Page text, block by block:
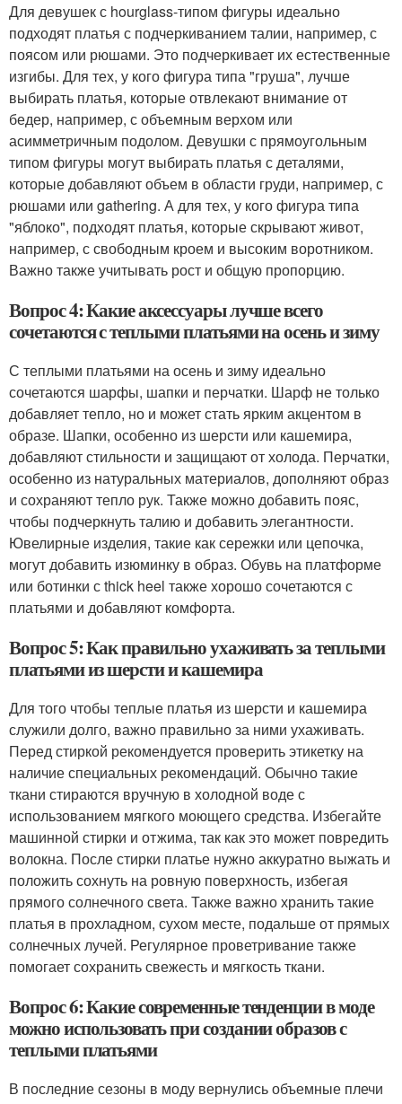
Для девушек с hourglass-типом фигуры идеально
подходят платья с подчеркиванием талии, например, с
поясом или рюшами. Это подчеркивает их естественные
изгибы. Для тех, у кого фигура типа "груша", лучше
выбирать платья, которые отвлекают внимание от
бедер, например, с объемным верхом или
асимметричным подолом. Девушки с прямоугольным
типом фигуры могут выбирать платья с деталями,
которые добавляют объем в области груди, например, с
рюшами или gathering. А для тех, у кого фигура типа
"яблоко", подходят платья, которые скрывают живот,
например, с свободным кроем и высоким воротником.
Важно также учитывать рост и общую пропорцию.
Вопрос 4: Какие аксессуары лучше всего
сочетаются с теплыми платьями на осень и зиму
С теплыми платьями на осень и зиму идеально
сочетаются шарфы, шапки и перчатки. Шарф не только
добавляет тепло, но и может стать ярким акцентом в
образе. Шапки, особенно из шерсти или кашемира,
добавляют стильности и защищают от холода. Перчатки,
особенно из натуральных материалов, дополняют образ
и сохраняют тепло рук. Также можно добавить пояс,
чтобы подчеркнуть талию и добавить элегантности.
Ювелирные изделия, такие как сережки или цепочка,
могут добавить изюминку в образ. Обувь на платформе
или ботинки с thick heel также хорошо сочетаются с
платьями и добавляют комфорта.
Вопрос 5: Как правильно ухаживать за теплыми
платьями из шерсти и кашемира
Для того чтобы теплые платья из шерсти и кашемира
служили долго, важно правильно за ними ухаживать.
Перед стиркой рекомендуется проверить этикетку на
наличие специальных рекомендаций. Обычно такие
ткани стираются вручную в холодной воде с
использованием мягкого моющего средства. Избегайте
машинной стирки и отжима, так как это может повредить
волокна. После стирки платье нужно аккуратно выжать и
положить сохнуть на ровную поверхность, избегая
прямого солнечного света. Также важно хранить такие
платья в прохладном, сухом месте, подальше от прямых
солнечных лучей. Регулярное проветривание также
помогает сохранить свежесть и мягкость ткани.
Вопрос 6: Какие современные тенденции в моде
можно использовать при создании образов с
теплыми платьями
В последние сезоны в моду вернулись объемные плечи